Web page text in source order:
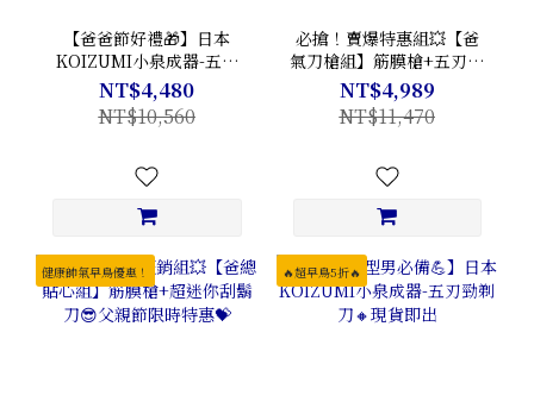
【爸爸節好禮🎁】日本
KOIZUMI小泉成器-五刃
勁剃刀&超迷你刮鬍刀-雙
刀組🔸現貨即出
NT$4,480
NT$10,560
必搶！賣爆特惠組💥【爸
氣刀槍組】筋膜槍+五刃勁
剃刀😎父親節限時特惠💝
NT$4,989
NT$11,470
健康帥氣早鳥優惠！ 🔥超早鳥5折🔥